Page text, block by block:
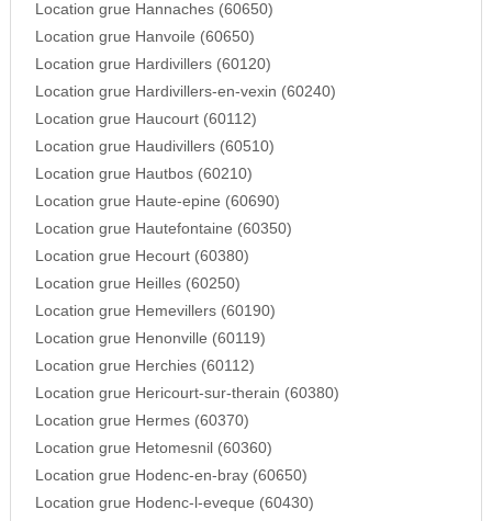
Location grue Hannaches (60650)
Location grue Hanvoile (60650)
Location grue Hardivillers (60120)
Location grue Hardivillers-en-vexin (60240)
Location grue Haucourt (60112)
Location grue Haudivillers (60510)
Location grue Hautbos (60210)
Location grue Haute-epine (60690)
Location grue Hautefontaine (60350)
Location grue Hecourt (60380)
Location grue Heilles (60250)
Location grue Hemevillers (60190)
Location grue Henonville (60119)
Location grue Herchies (60112)
Location grue Hericourt-sur-therain (60380)
Location grue Hermes (60370)
Location grue Hetomesnil (60360)
Location grue Hodenc-en-bray (60650)
Location grue Hodenc-l-eveque (60430)